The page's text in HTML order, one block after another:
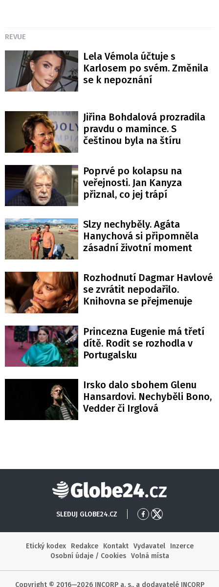
REVUE
Lela Vémola účtuje s
Karlosem po svém. Změnila
se k nepoznání
Jiřina Bohdalová prozradila
pravdu o mamince. S
češtinou byla na štíru
Poprvé po kolapsu na
veřejnosti. Jan Kanyza
přiznal, co jej trápí
Slzy nechyběly. Agáta
Hanychová si připomněla
zásadní životní moment
Rozhodnutí Dagmar Havlové
se zvrátit nepodařilo.
Knihovna se přejmenuje
Princezna Eugenie má třetí
dítě. Rodit se rozhodla v
Portugalsku
Irsko dalo sbohem Glenu
Hansardovi. Nechyběli Bono,
Vedder či Irglová
Globe24
SLEDUJ GLOBE24.CZ
Přejít
Facebook
Přejít
X
Etický kodex
Redakce Kontakt Vydavatel
Inzerce
Osobní údaje / Cookies
Volná místa
Copyright © 2016—2026 INCORP a. s., a dodavatelé INCORP